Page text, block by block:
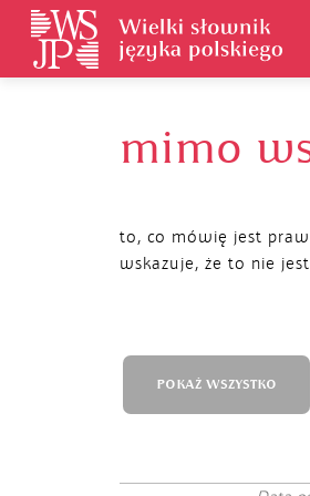
mimo
to, co mówię jest
wskazuje, że to nie
POKAŻ WSZYSTKO